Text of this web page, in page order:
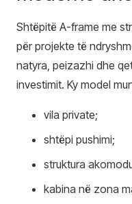
Shtëpitë A-frame me
për projekte të
natyra, peizazhi dhe
investimit. Ky model
vila private;
shtëpi pushimi;
struktura
kabina në zona